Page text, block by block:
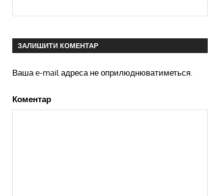
ЗАЛИШИТИ КОМЕНТАР
Ваша e-mail адреса не оприлюднюватиметься.
Коментар